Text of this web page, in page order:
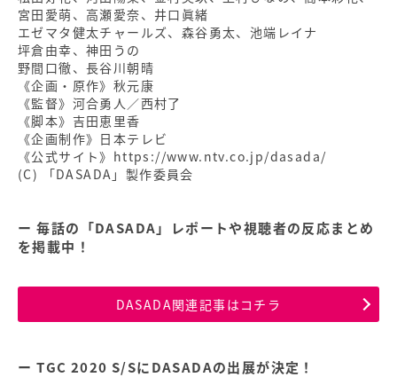
宮田愛萌、高瀬愛奈、井口眞緒
エゼマタ健太チャールズ、森谷勇太、池端レイナ
坪倉由幸、神田うの
野間口徹、長谷川朝晴
《企画・原作》秋元康
《監督》河合勇人／西村了
《脚本》吉田恵里香
《企画制作》日本テレビ
《公式サイト》https://www.ntv.co.jp/dasada/
(C) 「DASADA」製作委員会
毎話の「DASADA」レポートや視聴者の反応まとめ
を掲載中！
DASADA関連記事はコチラ
TGC 2020 S/SにDASADAの出展が決定！